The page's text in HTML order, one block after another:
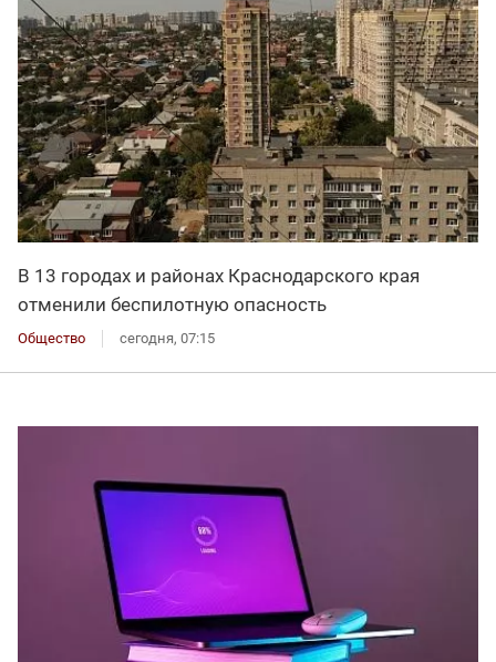
В 13 городах и районах Краснодарского края
отменили беспилотную опасность
Общество сегодня, 07:15